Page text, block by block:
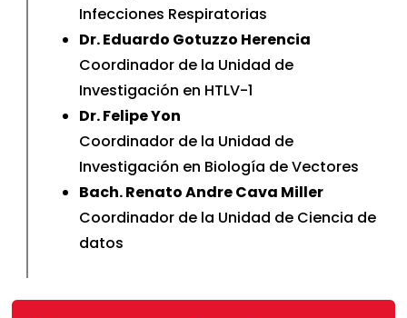
Infecciones Respiratorias
Dr. Eduardo Gotuzzo Herencia
Coordinador de la Unidad de
Investigación en HTLV-1
Dr. Felipe Yon
Coordinador de la Unidad de
Investigación en Biología de Vectores
Bach. Renato Andre Cava Miller
Coordinador de la Unidad de Ciencia de
datos